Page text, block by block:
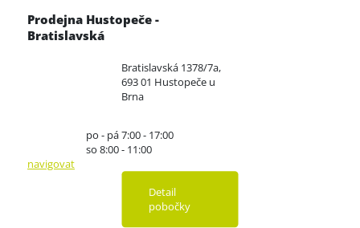
Prodejna Hustopeče -
Bratislavská
Bratislavská 1378/7a,
693 01 Hustopeče u
Brna
po - pá 7:00 - 17:00
so 8:00 - 11:00
navigovat
Detail
pobočky